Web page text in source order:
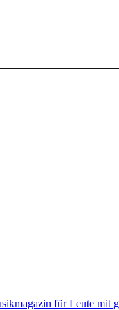
für Leute mit